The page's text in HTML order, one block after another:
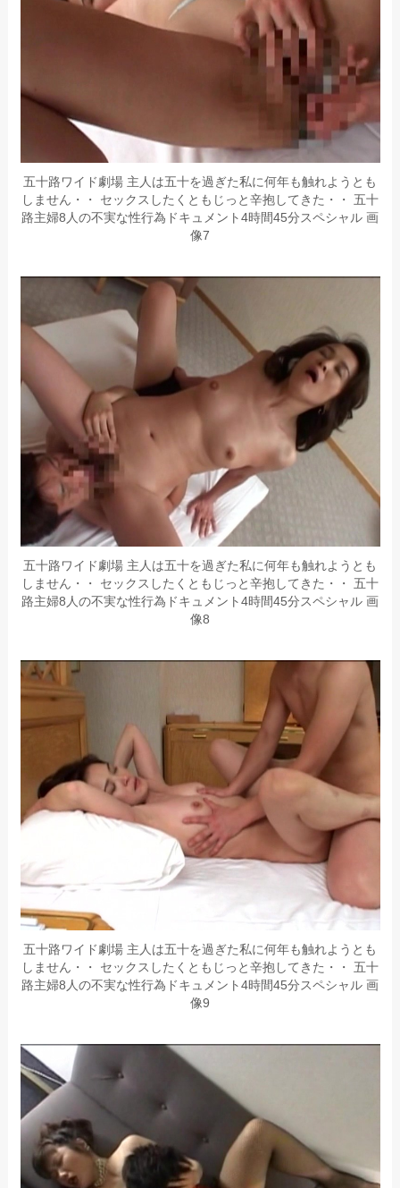
五十路ワイド劇場 主人は五十を過ぎた私に何年も触れようとも
しません・・ セックスしたくともじっと辛抱してきた・・ 五十
路主婦8人の不実な性行為ドキュメント4時間45分スペシャル 画
像7
五十路ワイド劇場 主人は五十を過ぎた私に何年も触れようとも
しません・・ セックスしたくともじっと辛抱してきた・・ 五十
路主婦8人の不実な性行為ドキュメント4時間45分スペシャル 画
像8
五十路ワイド劇場 主人は五十を過ぎた私に何年も触れようとも
しません・・ セックスしたくともじっと辛抱してきた・・ 五十
路主婦8人の不実な性行為ドキュメント4時間45分スペシャル 画
像9